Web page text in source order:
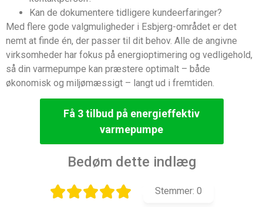
Kan de dokumentere tidligere kundeerfaringer?
Med flere gode valgmuligheder i Esbjerg-området er det
nemt at finde én, der passer til dit behov. Alle de angivne
virksomheder har fokus på energioptimering og vedligehold,
så din varmepumpe kan præstere optimalt – både
økonomisk og miljømæssigt – langt ud i fremtiden.
Få 3 tilbud på energieffektiv
varmepumpe
Bedøm dette indlæg
Stemmer: 0